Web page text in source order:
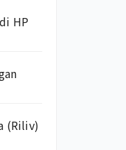
HP
(Riliv)